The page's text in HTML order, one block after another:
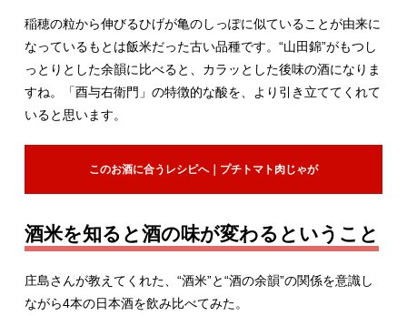
稲穂の粒から伸びるひげが亀のしっぽに似ていることが由来に
なっているもとは飯米だった古い品種です。“山田錦”がもつし
っとりとした余韻に比べると、カラッとした後味の酒になりま
すね。「酉与右衛門」の特徴的な酸を、より引き立ててくれて
いると思います。
このお酒に合うレシピへ｜プチトマト肉じゃが
酒米を知ると酒の味が変わるということ
庄島さんが教えてくれた、“酒米”と“酒の余韻”の関係を意識し
ながら4本の日本酒を飲み比べてみた。